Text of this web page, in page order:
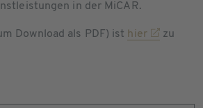
in der MiCAR.
Download als PDF) ist hier
zu